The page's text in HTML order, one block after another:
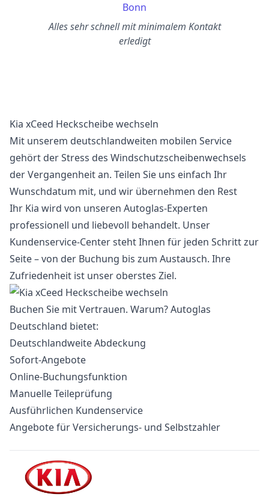
Bonn
Alles sehr schnell mit minimalem Kontakt
erledigt
Kia xCeed Heckscheibe wechseln
Mit unserem deutschlandweiten mobilen Service
gehört der Stress des Windschutzscheibenwechsels
der Vergangenheit an. Teilen Sie uns einfach Ihr
Wunschdatum mit, und wir übernehmen den Rest
Ihr Kia wird von unseren Autoglas-Experten
professionell und liebevoll behandelt. Unser
Kundenservice-Center steht Ihnen für jeden Schritt zur
Seite – von der Buchung bis zum Austausch. Ihre
Zufriedenheit ist unser oberstes Ziel.
Buchen Sie mit Vertrauen. Warum? Autoglas
Deutschland bietet:
Deutschlandweite Abdeckung
Sofort-Angebote
Online-Buchungsfunktion
Manuelle Teileprüfung
Ausführlichen Kundenservice
Angebote für Versicherungs- und Selbstzahler